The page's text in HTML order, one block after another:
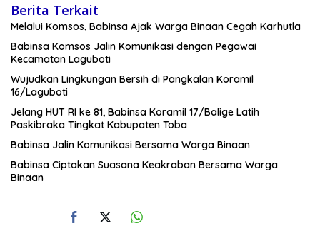
Berita Terkait
Melalui Komsos, Babinsa Ajak Warga Binaan Cegah Karhutla
Babinsa Komsos Jalin Komunikasi dengan Pegawai
Kecamatan Laguboti
Wujudkan Lingkungan Bersih di Pangkalan Koramil
16/Laguboti
Jelang HUT RI ke 81, Babinsa Koramil 17/Balige Latih
Paskibraka Tingkat Kabupaten Toba
Babinsa Jalin Komunikasi Bersama Warga Binaan
Babinsa Ciptakan Suasana Keakraban Bersama Warga
Binaan